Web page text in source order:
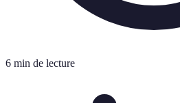
6 min de lecture